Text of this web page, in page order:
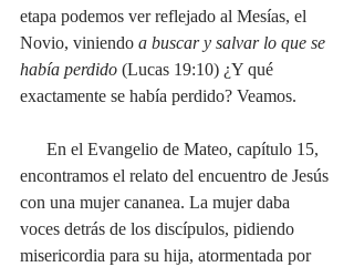
etapa podemos ver reflejado al Mesías, el
Novio, viniendo a buscar y salvar lo que se
había perdido (Lucas 19:10) ¿Y qué
exactamente se había perdido? Veamos.
encontramos el relato del encuentro de Jesús
con una mujer cananea. La mujer daba
voces detrás de los discípulos, pidiendo
misericordia para su hija, atormentada por